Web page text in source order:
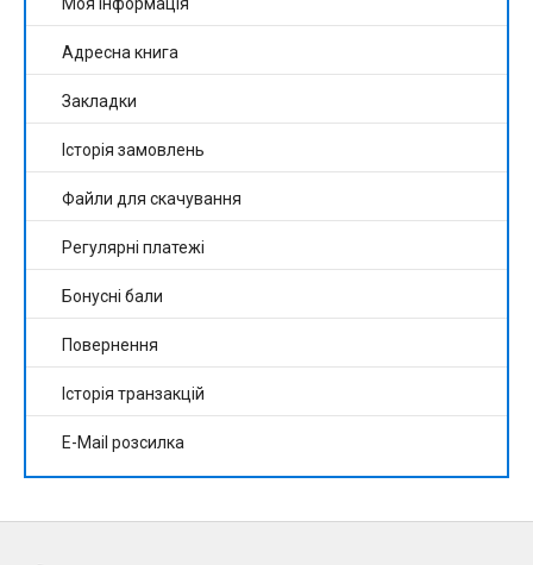
Адресна книга
Закладки
Історія замовлень
Файли для скачування
Регулярні платежі
Бонусні бали
Повернення
Історія транзакцій
E-Mail розсилка